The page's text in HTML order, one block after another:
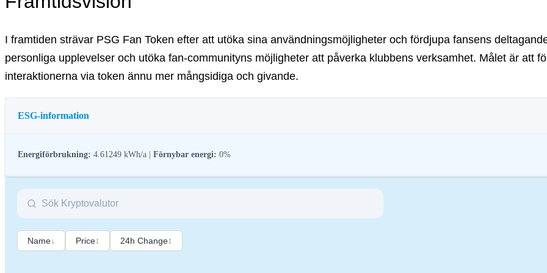
I framtiden strävar PSG Fan Token efter att utöka sina användningsmöjligheter och fördjupa fansens
personliga upplevelser och utöka fan-communityns möjligheter att påverka klubbens verksamhet. Målet är att
interaktionerna via token ännu mer mångsidiga och givande.
ESG-information
Energiförbrukning: 4.61249 kWh/a | Förnybar energi: 0%
ESG-reglering (miljö, socialt ansvar och bolagsstyrning) för kryptotillgångar syftar till att hantera deras miljöpåverkan (t.ex. energiintensiv mining),
kryptobranschen till bredare hållbarhets- och samhällsmål. Dessa regleringar uppmuntrar efterlevnad av standarder som minskar risker och främjar
Namn
Name↓ Price↕ 24h Change↕